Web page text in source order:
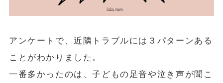
アンケートで、近隣トラブルには３パターンある
ことがわかりました。
一番多かったのは、子どもの足音や泣き声が聞こ